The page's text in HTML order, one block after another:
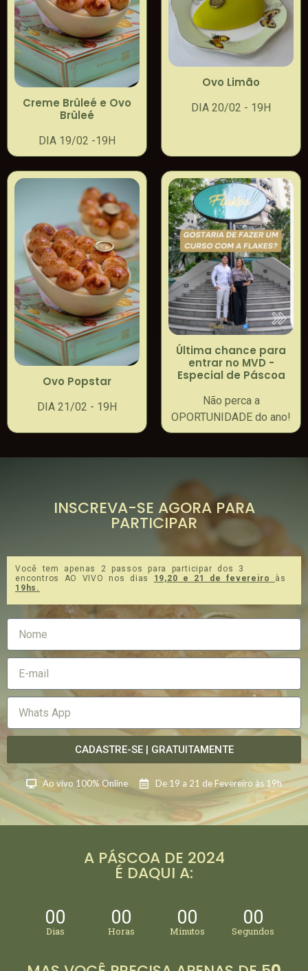
Creme Brûleé e Ovo
Brûleé
DIA 19/02 -19H
Ovo Limão
DIA 20/02 - 19H
Ovo Popstar
DIA 21/02 - 19H
Última chance para
entrar no MVD -
Especial de Páscoa
Não perca a
OPORTUNIDADE do ano!
INSCREVA-SE AGORA PARA
PARTICIPAR
Você tem apenas 2 passos para participar dos 3
encontros AO VIVO nos dias 19,20 e 21 de fevereiro
às
19hs.
CADASTRE-SE | GRATUITAMENTE
Ao vivo 100% Online De 19 a 21 de Fevereiro às 19h
A PÁSCOA DE 2024
É DAQUI A:
00
Dias
00
Horas
00
Minutos
00
Segundos